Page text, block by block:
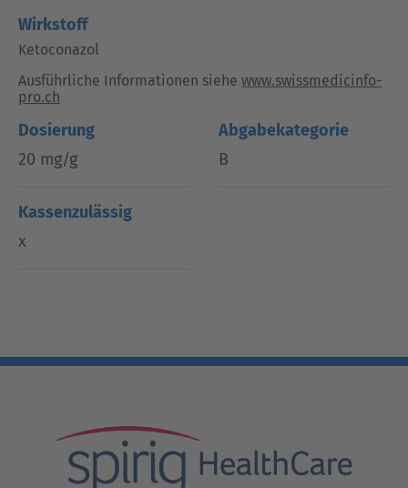
Wirkstoff
Ketoconazol
Ausführliche Informationen siehe www.swissmedicinfo-
pro.ch
Dosierung
20 mg/g
Abgabekategorie
B
Kassenzulässig
x